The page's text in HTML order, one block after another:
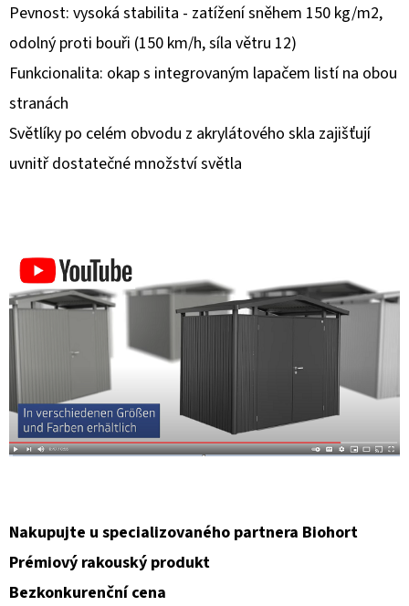
Pevnost: vysoká stabilita - zatížení sněhem 150 kg/m2,
odolný proti bouři (150 km/h, síla větru 12)
Funkcionalita: okap s integrovaným lapačem listí na obou
stranách
Světlíky po celém obvodu z akrylátového skla zajišťují
uvnitř dostatečné množství světla
Nakupujte u specializovaného partnera Biohort
Prémiový rakouský produkt
Bezkonkurenční cena
J
E
M
E